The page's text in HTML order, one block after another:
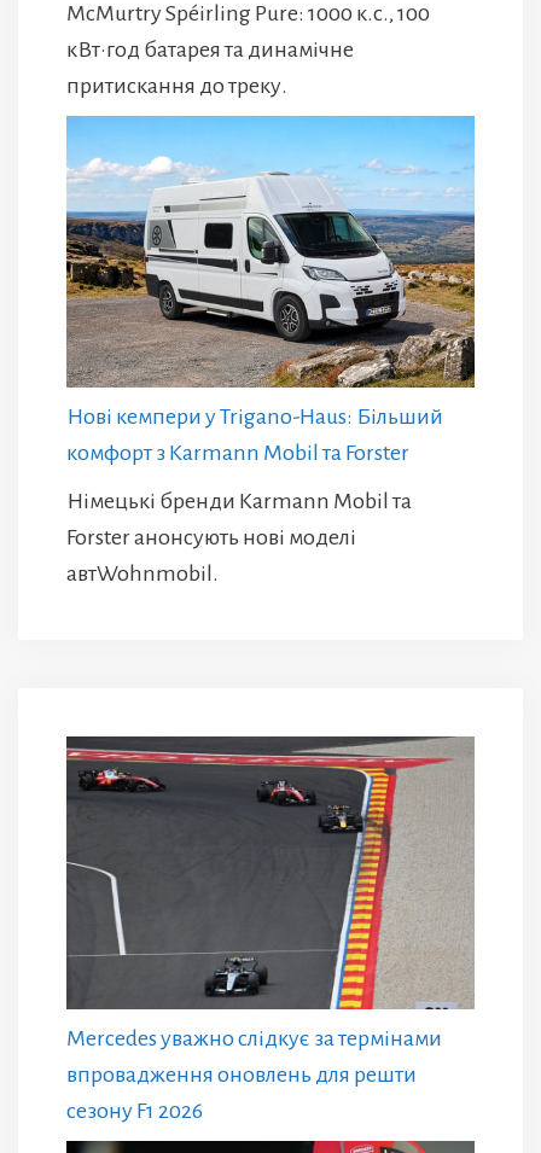
McMurtry Spéirling Pure: 1000 к.с., 100
кВт·год батарея та динамічне
притискання до треку.
Нові кемпери у Trigano-Haus: Більший
комфорт з Karmann Mobil та Forster
Німецькі бренди Karmann Mobil та
Forster анонсують нові моделі
автWohnmobil.
Mercedes уважно слідкує за термінами
впровадження оновлень для решти
сезону F1 2026